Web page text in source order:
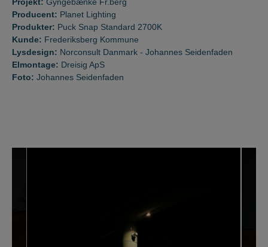
Producent: Planet Lighting
Produkter: Puck Snap Standard 2700K
Kunde: Frederiksberg Kommune
Lysdesign: Norconsult Danmark - Johannes Seidenfaden
Elmontage: Dreisig ApS
Foto: Johannes Seidenfaden